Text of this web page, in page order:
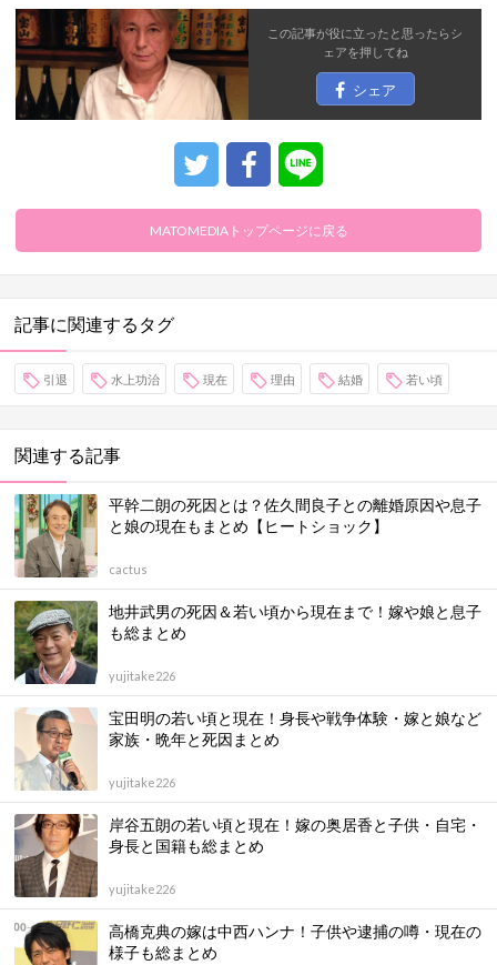
この記事が役に立ったと思ったらシ
ェアを押してね
シェア
MATOMEDIAトップページに戻る
記事に関連するタグ
引退 水上功治 現在 理由 結婚 若い頃
関連する記事
平幹二朗の死因とは？佐久間良子との離婚原因や息子
と娘の現在もまとめ【ヒートショック】
cactus
地井武男の死因＆若い頃から現在まで！嫁や娘と息子
も総まとめ
yujitake226
宝田明の若い頃と現在！身長や戦争体験・嫁と娘など
家族・晩年と死因まとめ
yujitake226
岸谷五朗の若い頃と現在！嫁の奥居香と子供・自宅・
身長と国籍も総まとめ
yujitake226
高橋克典の嫁は中西ハンナ！子供や逮捕の噂・現在の
様子も総まとめ